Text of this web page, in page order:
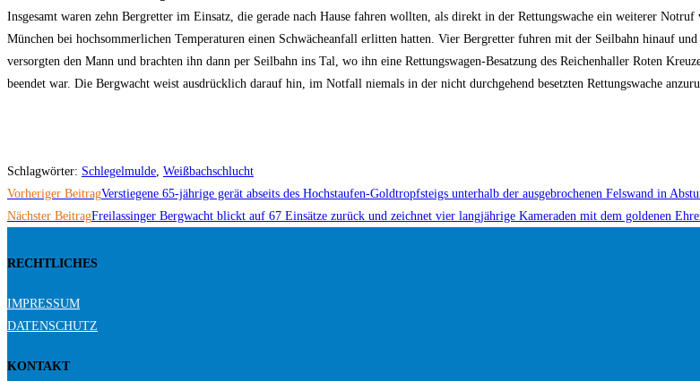
Insgesamt waren zehn Bergretter im Einsatz, die gerade nach Hause fahren wollten, als direkt in der Rettungswache ein weiterer
München bei hochsommerlichen Temperaturen einen Schwächeanfall erlitten hatten. Vier Bergretter fuhren mit der Seilbahn hinauf
versorgten den Mann und brachten ihn dann per Seilbahn ins Tal, wo ihn eine Rettungswagen-Besatzung des Reichenhaller Roten
beendet war. Die Bergwacht weist ausdrücklich darauf hin, im Notfall niemals in der nicht durchgehend besetzten Rettungswache
Schlagwörter: Schlegelmulde, Weißbachschlucht
Weitere
Artikel
Vorheriger BeitragVerstiegene 65-jährige gerät abseits des Hochstaufen-Goldtropfsteigs unterhalb der ausgebrochenen Felswand in
Nächster BeitragFreilassinger Bergwacht blickt auf 67 Einsätze zurück und zeichnet vier langjährige Kameraden mit dem goldenen
RECHTLICHES
IMPRESSUM
DATENSCHUTZ
KONTAKT